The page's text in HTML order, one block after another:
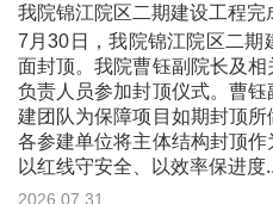
我院锦江院区二期建设工程完
7月30日，我院锦江院区二期
面封顶。我院曹钰副院长及
负责人员参加封顶仪式。曹
建团队为保障项目如期封顶
各参建单位将主体结构封顶作
以红线守安全、以效率保进度
2026.07.31